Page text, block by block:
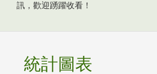
訊，歡迎踴躍收看！
統計圖表